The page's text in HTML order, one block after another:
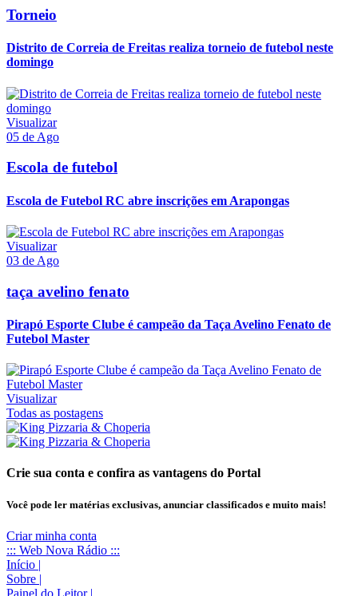
Torneio
Distrito de Correia de Freitas realiza torneio de futebol neste
domingo
Visualizar
05 de Ago
Escola de futebol
Escola de Futebol RC abre inscrições em Arapongas
Visualizar
03 de Ago
taça avelino fenato
Pirapó Esporte Clube é campeão da Taça Avelino Fenato de
Futebol Master
Visualizar
Todas as postagens
Crie sua conta e confira as vantagens do Portal
Você pode ler matérias exclusivas, anunciar classificados e muito mais!
Criar minha conta
::: Web Nova Rádio :::
Início |
Sobre |
Painel do Leitor |